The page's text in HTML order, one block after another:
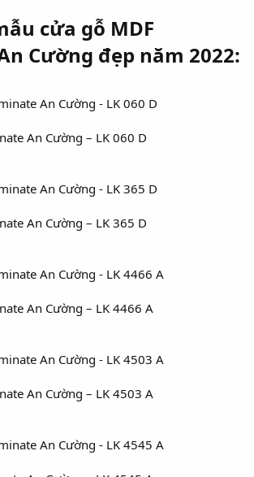
cửa gỗ MDF
Cường đẹp năm 2022:
An Cường – LK 060 D
An Cường – LK 365 D
An Cường – LK 4466 A
An Cường – LK 4503 A